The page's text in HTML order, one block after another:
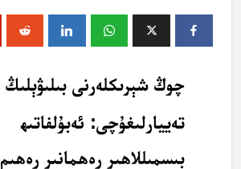
چوڭ شېرىكلەرنى بىلىۋېلىڭ
تەييارلىغۇچى: ئەبۇلفاتىھ
بىسمىللاھىر رەھمانىر رەھىم